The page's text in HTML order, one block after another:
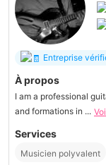
Entreprise
À propos
I am a professional
and formations in ...
Services
Musicien polyvalent